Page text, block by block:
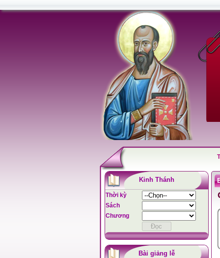
Kinh Thánh
Thời kỳ
Sách
Chương
Bài giảng lễ